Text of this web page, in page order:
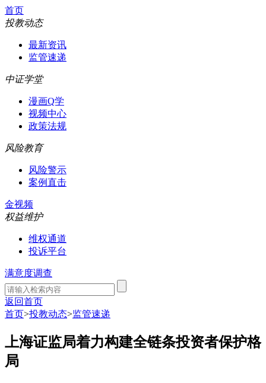
首页
投教动态
最新资讯
监管速递
中证学堂
漫画Q学
视频中心
政策法规
风险教育
风险警示
案例直击
金视频
权益维护
维权通道
投诉平台
满意度调查
返回首页
首页>投教动态>监管速递
上海证监局着力构建全链条投资者保护格
局